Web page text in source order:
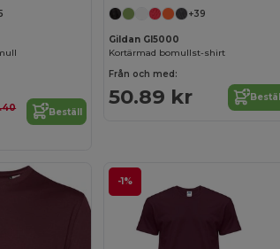
Beställ
+39
Gildan GI5000
Kortärmad bomullst-shirt
Från och med:
50.89 kr Beställ
-1%